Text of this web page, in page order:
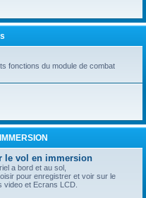
fonctions du module de combat
le vol en immersion
a bord et au sol,
pour enregistrer et voir sur le
video et Ecrans LCD.